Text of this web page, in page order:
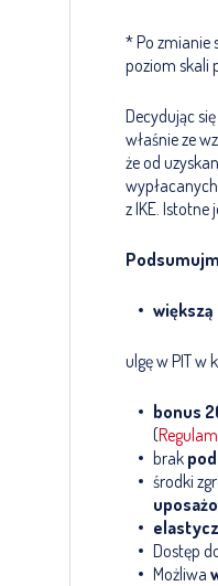
* Po zmianie
poziom skali
Decydując
właśnie ze
że od
z IKE. Istotne
ulgę w PIT w
bonus
(
brak
środki
Dostęp
Możliwa